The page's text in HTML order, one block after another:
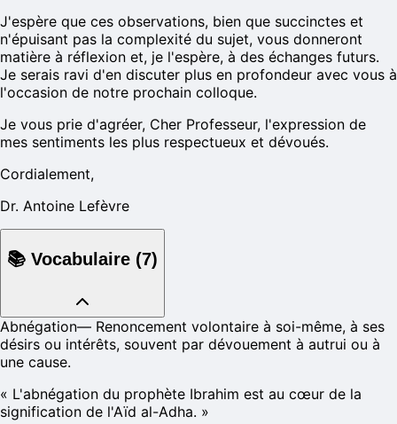
J'espère que ces observations, bien que succinctes et
n'épuisant pas la complexité du sujet, vous donneront
matière à réflexion et, je l'espère, à des échanges futurs.
Je serais ravi d'en discuter plus en profondeur avec vous à
l'occasion de notre prochain colloque.
Je vous prie d'agréer, Cher Professeur, l'expression de
mes sentiments les plus respectueux et dévoués.
Cordialement,
Dr. Antoine Lefèvre
📚 Vocabulaire (7)
Abnégation— Renoncement volontaire à soi-même, à ses
désirs ou intérêts, souvent par dévouement à autrui ou à
une cause.
« L'abnégation du prophète Ibrahim est au cœur de la
signification de l'Aïd al-Adha. »